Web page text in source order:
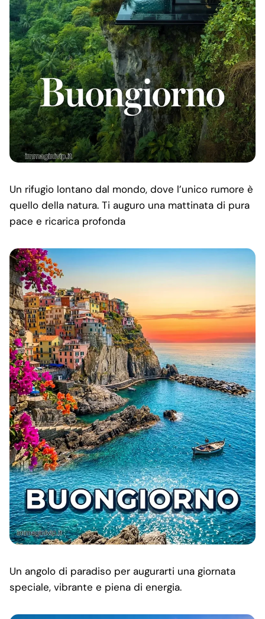
Un rifugio lontano dal mondo, dove l’unico rumore è
quello della natura. Ti auguro una mattinata di pura
pace e ricarica profonda
Un angolo di paradiso per augurarti una giornata
speciale, vibrante e piena di energia.